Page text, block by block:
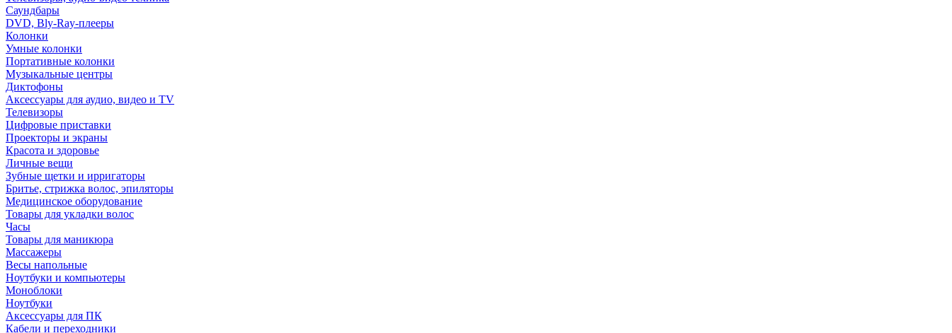
Саундбары
DVD, Bly-Ray-плееры
Колонки
Умные колонки
Портативные колонки
Музыкальные центры
Диктофоны
Аксессуары для аудио, видео и TV
Телевизоры
Цифровые приставки
Проекторы и экраны
Красота и здоровье
Личные вещи
Зубные щетки и ирригаторы
Бритье, стрижка волос, эпиляторы
Медицинское оборудование
Товары для укладки волос
Часы
Товары для маникюра
Массажеры
Весы напольные
Ноутбуки и компьютеры
Моноблоки
Ноутбуки
Аксессуары для ПК
Кабели и переходники